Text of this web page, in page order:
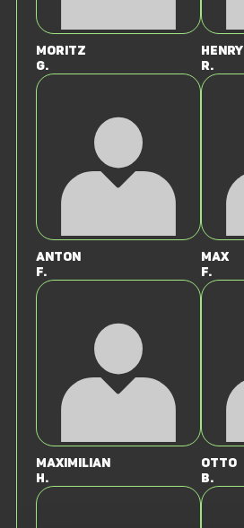
Moritz
G.
Henry
R.
Anton
F.
Max
F.
Maximilian
H.
Otto
B.